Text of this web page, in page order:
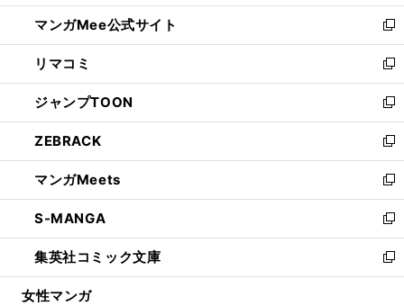
開
く
ン
ド
ウ
で
開
く
ウ
ィ
ン
ド
ウ
で
開
く
し
い
ウ
ィ
ン
ド
ウ
で
開
く
マンガMee公式サイト
新
し
い
ウ
ィ
ン
ド
ウ
で
開
く
リマコミ
新
し
い
ウ
ィ
ン
ド
ウ
で
開
く
ジャンプTOON
新
し
い
ウ
ィ
ン
ド
ウ
で
開
ZEBRACK
新
し
い
ウ
ィ
ン
ド
ウ
マンガMeets
新
し
い
ウ
ィ
ン
S-MANGA
新
し
い
ウ
集英社コミック文庫
新
し
女性マンガ